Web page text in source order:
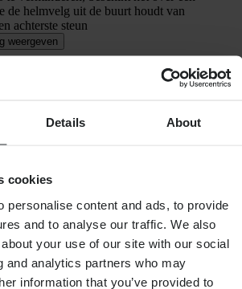
Details About
cookies
personalise content and ads, to provide
and to analyse our traffic. We also
your use of our site with our social
and analytics partners who may
information that you’ve provided to
de helmvelg uit de buurt houdt van
achterste steun
weergeven
115
(0)